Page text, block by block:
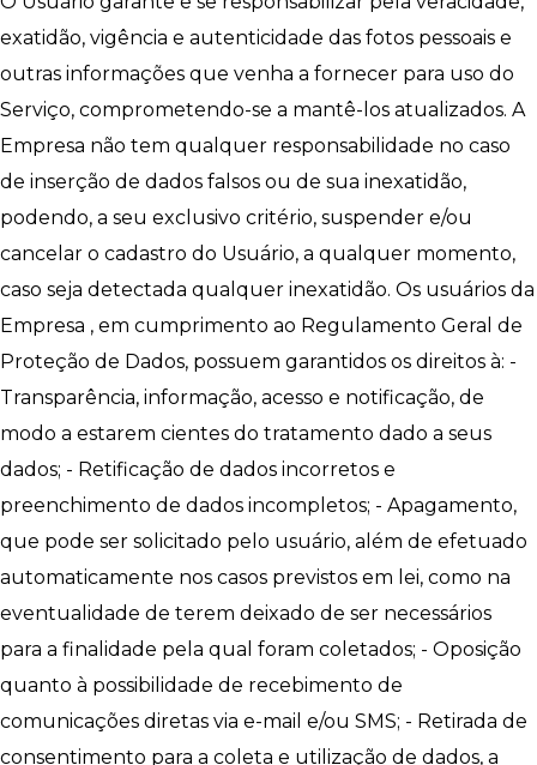
exatidão, vigência e autenticidade das fotos pessoais e
outras informações que venha a fornecer para uso do
Serviço, comprometendo-se a mantê-los atualizados. A
Empresa não tem qualquer responsabilidade no caso
de inserção de dados falsos ou de sua inexatidão,
podendo, a seu exclusivo critério, suspender e/ou
cancelar o cadastro do Usuário, a qualquer momento,
caso seja detectada qualquer inexatidão. Os usuários da
Empresa , em cumprimento ao Regulamento Geral de
Proteção de Dados, possuem garantidos os direitos à: -
Transparência, informação, acesso e notificação, de
modo a estarem cientes do tratamento dado a seus
dados; - Retificação de dados incorretos e
preenchimento de dados incompletos; - Apagamento,
que pode ser solicitado pelo usuário, além de efetuado
automaticamente nos casos previstos em lei, como na
eventualidade de terem deixado de ser necessários
para a finalidade pela qual foram coletados; - Oposição
quanto à possibilidade de recebimento de
comunicações diretas via e-mail e/ou SMS; - Retirada de
consentimento para a coleta e utilização de dados, a